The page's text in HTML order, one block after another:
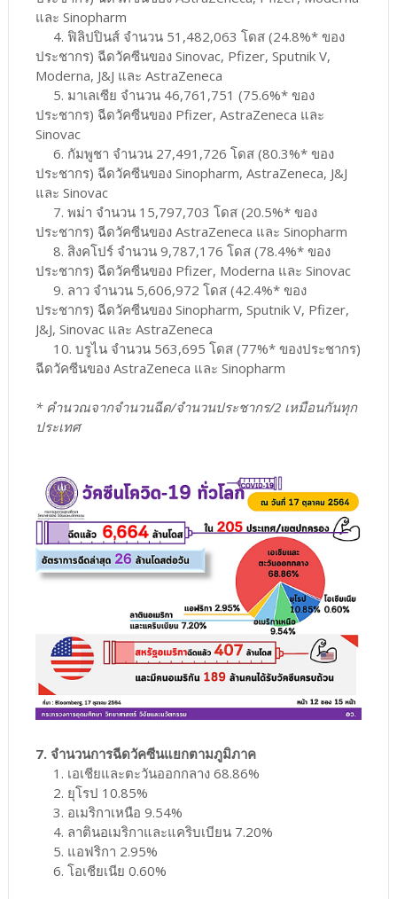
และ Sinopharm
4. ฟิลิปปินส์ จำนวน 51,482,063 โดส (24.8%* ของ
ประชากร) ฉีดวัคซีนของ Sinovac, Pfizer, Sputnik V,
Moderna, J&J และ AstraZeneca
5. มาเลเซีย จำนวน 46,761,751 (75.6%* ของ
ประชากร) ฉีดวัคซีนของ Pfizer, AstraZeneca และ
Sinovac
6. กัมพูชา จำนวน 27,491,726 โดส (80.3%* ของ
ประชากร) ฉีดวัคซีนของ Sinopharm, AstraZeneca, J&J
และ Sinovac
7. พม่า จำนวน 15,797,703 โดส (20.5%* ของ
ประชากร) ฉีดวัคซีนของ AstraZeneca และ Sinopharm
8. สิงคโปร์ จำนวน 9,787,176 โดส (78.4%* ของ
ประชากร) ฉีดวัคซีนของ Pfizer, Moderna และ Sinovac
9. ลาว จำนวน 5,606,972 โดส (42.4%* ของ
ประชากร) ฉีดวัคซีนของ Sinopharm, Sputnik V, Pfizer,
J&J, Sinovac และ AstraZeneca
10. บรูไน จำนวน 563,695 โดส (77%* ของประชากร)
ฉีดวัคซีนของ AstraZeneca และ Sinopharm
* คำนวณจากจำนวนฉีด/จำนวนประชากร/2 เหมือนกันทุก
ประเทศ
7. จำนวนการฉีดวัคซีนแยกตามภูมิภาค
1. เอเชียและตะวันออกกลาง 68.86%
2. ยุโรป 10.85%
3. อเมริกาเหนือ 9.54%
4. ลาตินอเมริกาและแคริบเบียน 7.20%
5. แอฟริกา 2.95%
6. โอเชียเนีย 0.60%